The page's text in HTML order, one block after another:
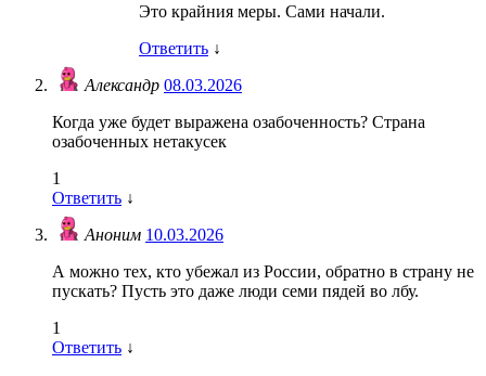
Это крайния меры. Сами начали.
Ответить ↓
Александр 08.03.2026
Когда уже будет выражена озабоченность? Страна
озабоченных нетакусек
1
Ответить ↓
Аноним 10.03.2026
А можно тех, кто убежал из России, обратно в страну не
пускать? Пусть это даже люди семи пядей во лбу.
1
Ответить ↓